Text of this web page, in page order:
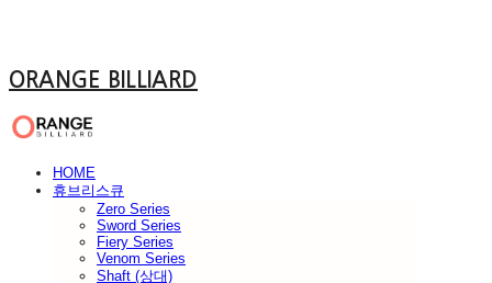
ORANGE BILLIARD
HOME
휴브리스큐
Zero Series
Sword Series
Fiery Series
Venom Series
Shaft (상대)